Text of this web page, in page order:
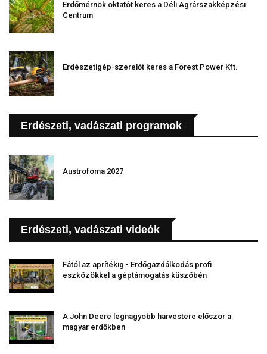
Erdőmérnök oktatót keres a Déli Agrárszakképzési
Centrum
Erdészetigép-szerelőt keres a Forest Power Kft.
Erdészeti, vadászati programok
Austrofoma 2027
Erdészeti, vadászati videók
Fától az aprítékig - Erdőgazdálkodás profi
eszközökkel a géptámogatás küszöbén
A John Deere legnagyobb harvestere először a
magyar erdőkben